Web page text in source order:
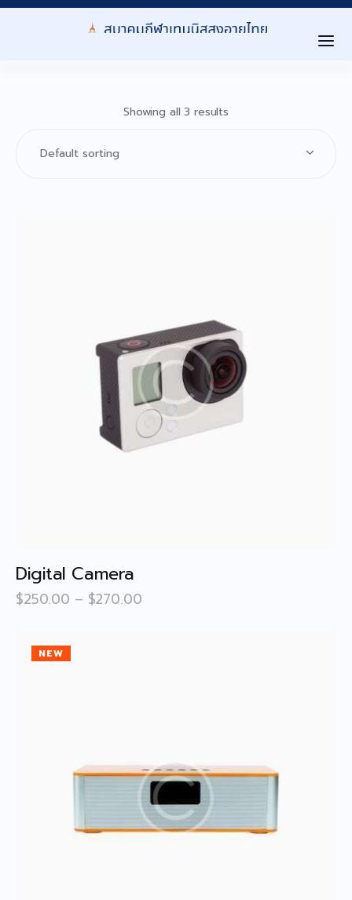
About Us
ประกาศ/กิจกรรม ▾
Announcement/ Activities
เกียรติคุณ
Honor roll
ติดต่อเรา ▾
Showing all 3 results
Digital Camera
$250.00 – $270.00
NEW